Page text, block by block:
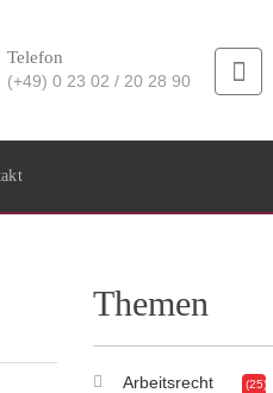
Telefon
(+49) 0 23 02 / 20 28 90
Themen
Arbeitsrecht (25)